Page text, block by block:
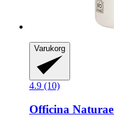
Varukorg
4.9 (10)
Officina Naturae